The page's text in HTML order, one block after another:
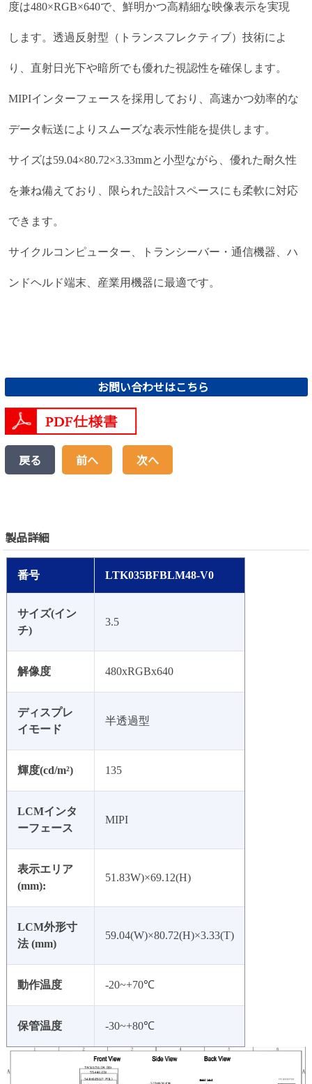
度は480×RGB×640で、鮮明かつ高精細な映像表示を実現
します。透過反射型（トランスフレクティブ）技術によ
り、直射日光下や暗所でも優れた視認性を確保します。
MIPIインターフェースを採用しており、高速かつ効率的な
データ転送によりスムーズな表示性能を提供します。
サイズは59.04×80.72×3.33mmと小型ながら、優れた耐久性
を兼ね備えており、限られた設計スペースにも柔軟に対応
できます。
サイクルコンピューター、トランシーバー・通信機器、ハ
ンドヘルド端末、産業用機器に最適です。
お問い合わせはこちら
戻る 前へ 次へ
製品詳細
番号 LTK035BFBLM48-V0
サイズ(イン
チ)
3.5
解像度 480xRGBx640
ディスプレ
イモード
半透過型
輝度(cd/m²) 135
LCMインタ
ーフェース
MIPI
表示エリア
(mm):
51.83W)×69.12(H)
LCM外形寸
法 (mm)
59.04(W)×80.72(H)×3.33(T)
動作温度 -20~+70℃
保管温度 -30~+80℃